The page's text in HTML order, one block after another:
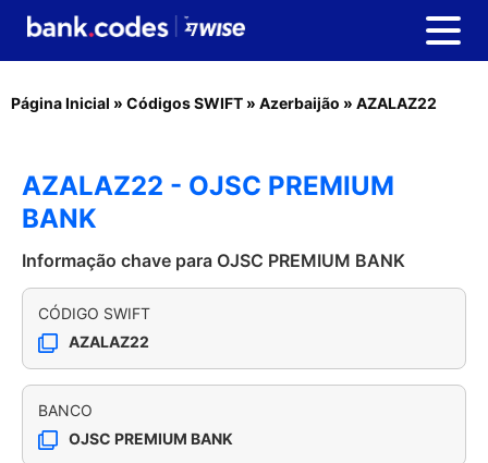
Página Inicial » Códigos SWIFT » Azerbaijão » AZALAZ22
AZALAZ22 - OJSC PREMIUM
BANK
Informação chave para OJSC PREMIUM BANK
CÓDIGO SWIFT
AZALAZ22
BANCO
OJSC PREMIUM BANK